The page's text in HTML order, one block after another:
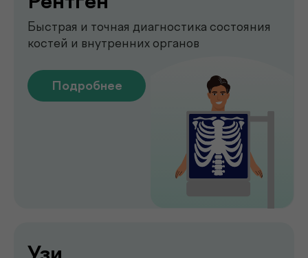
дна без боли и операций
Обследование печени
Подробнее